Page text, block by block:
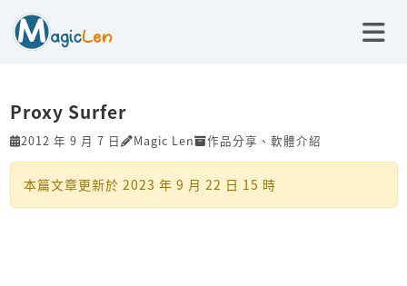
Proxy Surfer
2012 年 9 月 7 日 Magic Len 作品分享 、 軟體介紹
本篇文章更新於 2023 年 9 月 22 日 15 時